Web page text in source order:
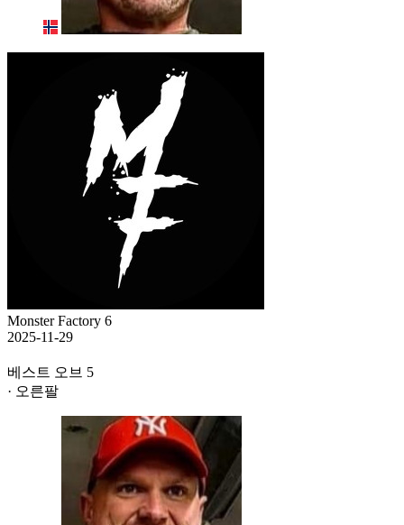
Monster Factory 6
2025-11-29
베스트 오브 5
· 오른팔